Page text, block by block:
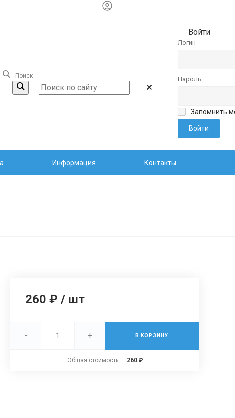
Поиск
Войти
Логин
Пароль
Запомнить
Информация Контакты
260 ₽ / шт
- + В КОРЗИНУ
Общая стоимость 260 ₽